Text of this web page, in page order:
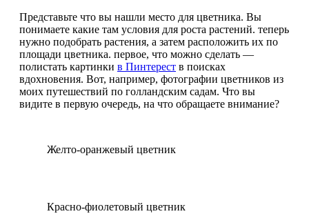
Представьте что вы нашли место для цветника. Вы
понимаете какие там условия для роста растений. теперь
нужно подобрать растения, а затем расположить их по
площади цветника. первое, что можно сделать —
полистать картинки в Пинтерест в поисках
вдохновения. Вот, например, фотографии цветников из
моих путешествий по голландским садам. Что вы
видите в первую очередь, на что обращаете внимание?
Желто-оранжевый цветник
Красно-фиолетовый цветник